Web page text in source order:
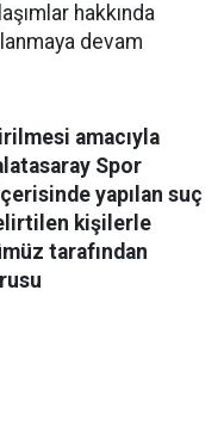
hakkında
devam
amacıyla
Spor
yapılan suç
kişilerle
tarafından